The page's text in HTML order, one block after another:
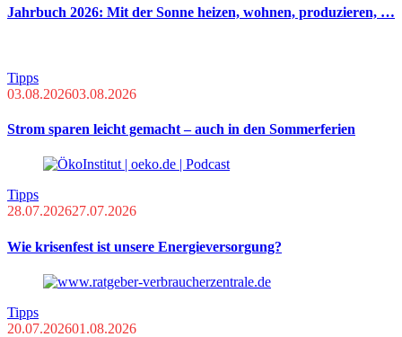
Jahrbuch 2026: Mit der Sonne heizen, wohnen, produzieren, …
Tipps
03.08.202603.08.2026
Strom sparen leicht gemacht – auch in den Sommerferien
Tipps
28.07.202627.07.2026
Wie krisenfest ist unsere Energieversorgung?
Tipps
20.07.202601.08.2026